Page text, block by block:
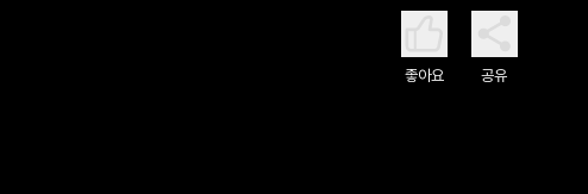
좋아요 공유